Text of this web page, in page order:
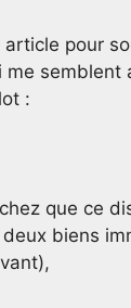
pour
me semblent
:
que ce
biens